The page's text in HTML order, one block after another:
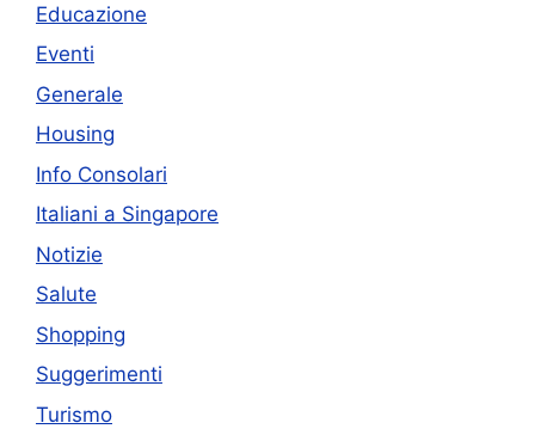
Educazione
Eventi
Generale
Housing
Info Consolari
Italiani a Singapore
Notizie
Salute
Shopping
Suggerimenti
Turismo